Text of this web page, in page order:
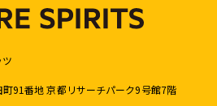
91番地 京都リサーチパーク9号館7階